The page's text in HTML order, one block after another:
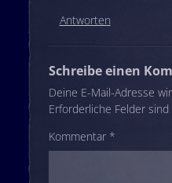
Antworten
Schreibe einen
Deine E-Mail-Adresse
Erforderliche Felder
Kommentar *